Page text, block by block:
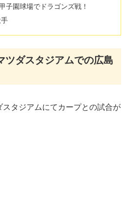
子園球場でドラゴンズ戦！
ツダスタジアムでの広島
タジアムにてカープとの試合が